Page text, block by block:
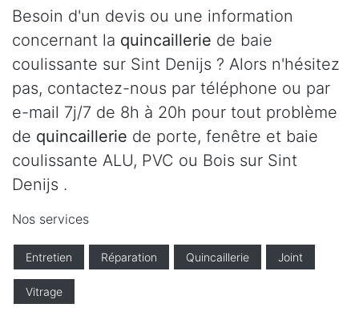
Besoin d'un devis ou une information
concernant la quincaillerie de baie
coulissante sur Sint Denijs ? Alors n'hésitez
pas, contactez-nous par téléphone ou par
e-mail 7j/7 de 8h à 20h pour tout problème
de quincaillerie de porte, fenêtre et baie
coulissante ALU, PVC ou Bois sur Sint
Denijs .
Nos services
Entretien Réparation Quincaillerie Joint
Vitrage